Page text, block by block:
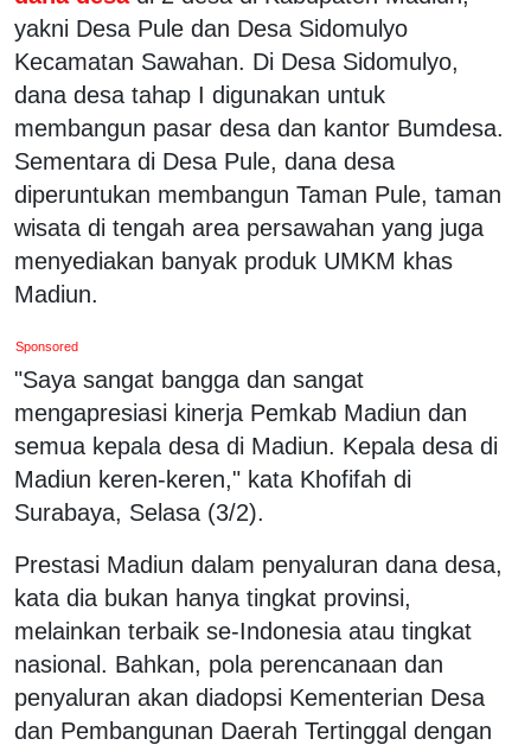
yakni Desa Pule dan Desa Sidomulyo
Kecamatan Sawahan. Di Desa Sidomulyo,
dana desa tahap I digunakan untuk
membangun pasar desa dan kantor Bumdesa.
Sementara di Desa Pule, dana desa
diperuntukan membangun Taman Pule, taman
wisata di tengah area persawahan yang juga
menyediakan banyak produk UMKM khas
Madiun.
Sponsored
"Saya sangat bangga dan sangat
mengapresiasi kinerja Pemkab Madiun dan
semua kepala desa di Madiun. Kepala desa di
Madiun keren-keren," kata Khofifah di
Surabaya, Selasa (3/2).
Prestasi Madiun dalam penyaluran dana desa,
kata dia bukan hanya tingkat provinsi,
melainkan terbaik se-Indonesia atau tingkat
nasional. Bahkan, pola perencanaan dan
penyaluran akan diadopsi Kementerian Desa
dan Pembangunan Daerah Tertinggal dengan